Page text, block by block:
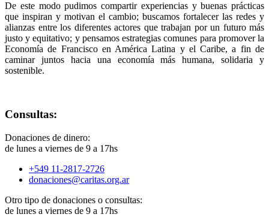
De este modo pudimos compartir experiencias y buenas prácticas
que inspiran y motivan el cambio; buscamos fortalecer las redes y
alianzas entre los diferentes actores que trabajan por un futuro más
justo y equitativo; y pensamos estrategias comunes para promover la
Economía de Francisco en América Latina y el Caribe, a fin de
caminar juntos hacia una economía más humana, solidaria y
sostenible.
Consultas:
Donaciones de dinero:
de lunes a viernes de 9 a 17hs
+549 11-2817-2726
donaciones@caritas.org.ar
Otro tipo de donaciones o consultas:
de lunes a viernes de 9 a 17hs